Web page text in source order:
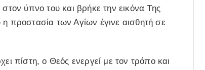
ύπνο του και βρήκε την εικόνα Της
προστασία των Αγίων έγινε αισθητή σε
πίστη, ο Θεός ενεργεί με τον τρόπο και